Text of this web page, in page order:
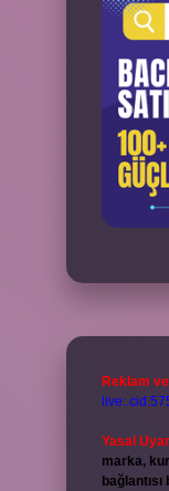
Reklam
Yasal
marka,